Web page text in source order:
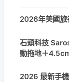
2026年美國旅
石頭科技
動拖地＋
2026 最新手